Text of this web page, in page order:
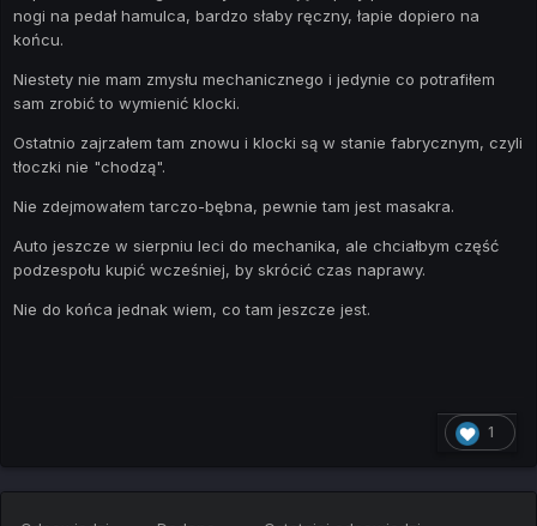
nogi na pedał hamulca, bardzo słaby ręczny, łapie dopiero na
końcu.
Niestety nie mam zmysłu mechanicznego i jedynie co potrafiłem
sam zrobić to wymienić klocki.
Ostatnio zajrzałem tam znowu i klocki są w stanie fabrycznym, czyli
tłoczki nie "chodzą".
Nie zdejmowałem tarczo-bębna, pewnie tam jest masakra.
Auto jeszcze w sierpniu leci do mechanika, ale chciałbym część
podzespołu kupić wcześniej, by skrócić czas naprawy.
Nie do końca jednak wiem, co tam jeszcze jest.
1